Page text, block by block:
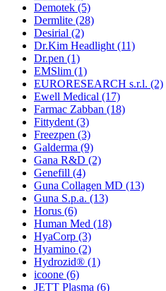
Demotek (5)
Dermlite (28)
Desirial (2)
Dr.Kim Headlight (11)
Dr.pen (1)
EMSlim (1)
EURORESEARCH s.r.l. (2)
Ewell Medical (17)
Farmac Zabban (18)
Fittydent (3)
Freezpen (3)
Galderma (9)
Gana R&D (2)
Genefill (4)
Guna Collagen MD (13)
Guna S.p.a. (13)
Horus (6)
Human Med (18)
HyaCorp (3)
Hyamino (2)
Hydrozid® (1)
icoone (6)
JETT Plasma (6)